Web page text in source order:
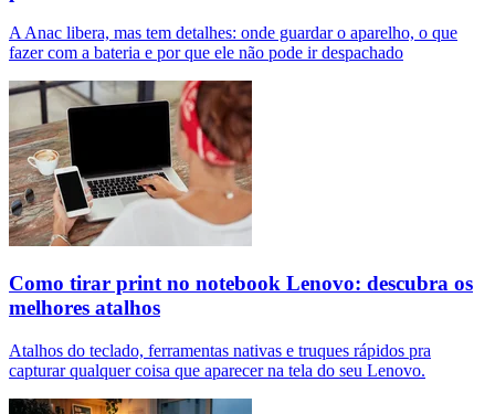
A Anac libera, mas tem detalhes: onde guardar o aparelho, o que
fazer com a bateria e por que ele não pode ir despachado
Como tirar print no notebook Lenovo: descubra os
melhores atalhos
Atalhos do teclado, ferramentas nativas e truques rápidos pra
capturar qualquer coisa que aparecer na tela do seu Lenovo.